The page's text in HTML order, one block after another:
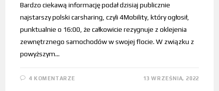
Bardzo ciekawą informację podał dzisiaj publicznie
najstarszy polski carsharing, czyli 4Mobility, który ogłosił,
punktualnie o 16:00, że całkowicie rezygnuje z oklejenia
zewnętrznego samochodów w swojej flocie. W związku z
powyższym…
4 KOMENTARZE 13 WRZEŚNIA, 2022